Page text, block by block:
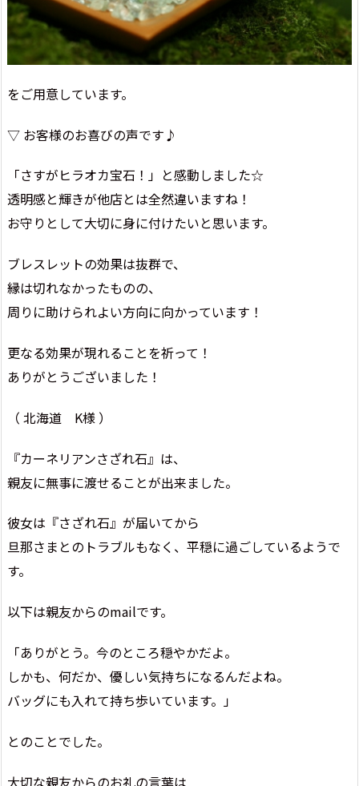
をご用意しています。
▽ お客様のお喜びの声です♪
「さすがヒラオカ宝石！」と感動しました☆
透明感と輝きが他店とは全然違いますね！
お守りとして大切に身に付けたいと思います。
ブレスレットの効果は抜群で、
縁は切れなかったものの、
周りに助けられよい方向に向かっています！
更なる効果が現れることを祈って！
ありがとうございました！
（ 北海道 K様 ）
『カーネリアンさざれ石』は、
親友に無事に渡せることが出来ました。
彼女は『さざれ石』が届いてから
旦那さまとのトラブルもなく、平穏に過ごしているようで
す。
以下は親友からのmailです。
「ありがとう。今のところ穏やかだよ。
しかも、何だか、優しい気持ちになるんだよね。
バッグにも入れて持ち歩いています。」
とのことでした。
大切な親友からのお礼の言葉は